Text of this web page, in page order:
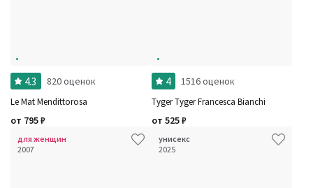
4.3 820 оценок
Le Mat Mendittorosa
от 795₽
4 1516 оценок
Tyger Tyger Francesca Bianchi
от 525₽
для женщин
2007
унисекс
2025